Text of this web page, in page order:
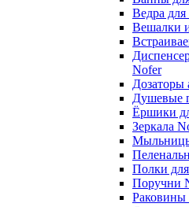
Ведра
Вешалки
Nofer
Дозаторы
Душевые
Ёршики
Зеркала
Полки
Поручни
Раковины